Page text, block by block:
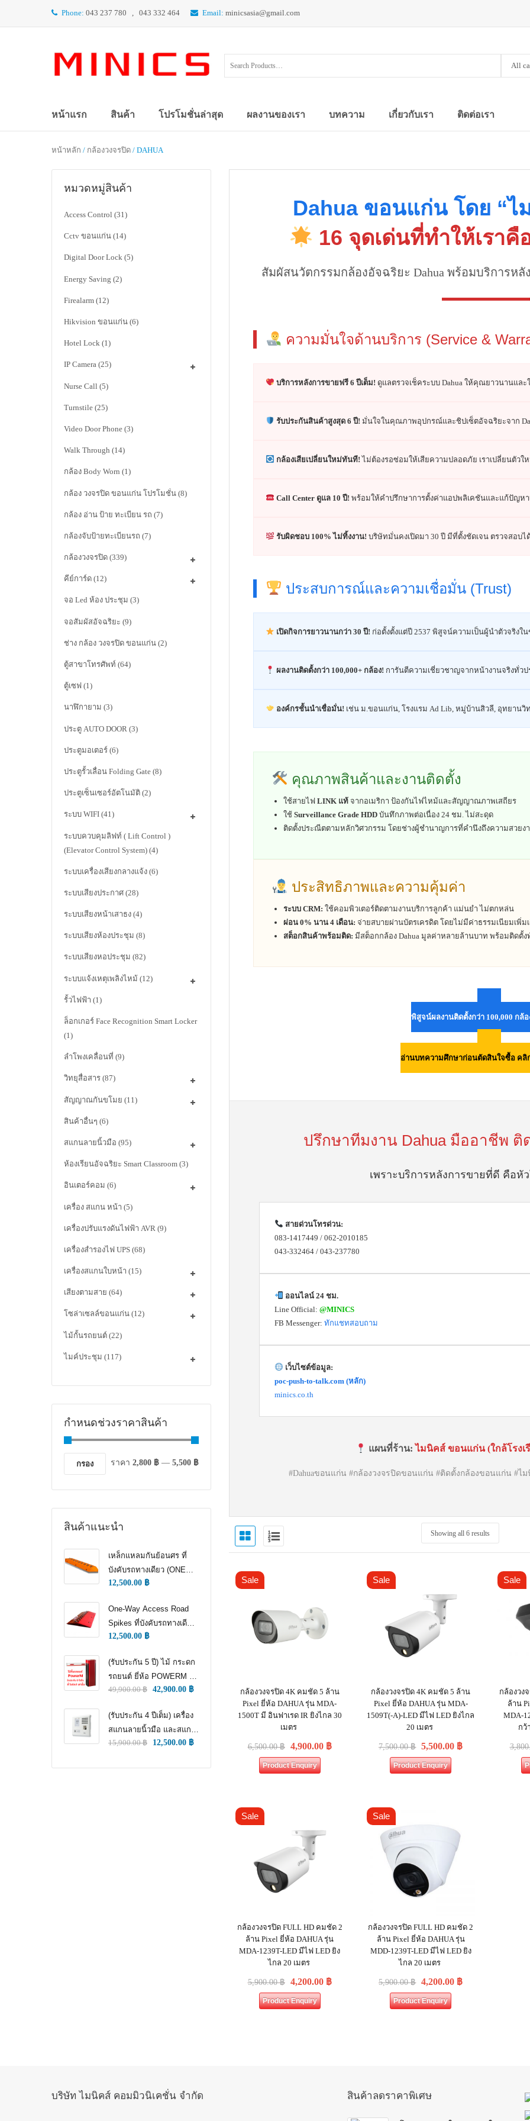
Phone: 043 237 780 , 043 332 464 Email: minicsasia@gmail.com
All
หน้าแรก สินค้า โปรโมชั่นล่าสุด ผลงานของเรา บทความ เกี่ยวกับเรา ติดต่อเรา
หน้าหลัก / กล้องวงจรปิด / DAHUA
หมวดหมู่สินค้า
Access Control (31)
Cctv ขอนแก่น (14)
Digital Door Lock (5)
Energy Saving (2)
Firealarm (12)
Hikvision ขอนแก่น (6)
Hotel Lock (1)
IP Camera (25)
Nurse Call (5)
Turnstile (25)
Video Door Phone (3)
Walk Through (14)
กล้อง Body Worn (1)
กล้อง วงจรปิด ขอนแก่น โปรโมชั่น (8)
กล้อง อ่าน ป้าย ทะเบียน รถ (7)
กล้องจับป้ายทะเบียนรถ (7)
กล้องวงจรปิด (339)
คีย์การ์ด (12)
จอ Led ห้อง ประชุม (3)
จอสัมผัสอัจฉริยะ (9)
ช่าง กล้อง วงจรปิด ขอนแก่น (2)
ตู้สาขาโทรศัพท์ (64)
ตู้เซฟ (1)
นาฬิกายาม (3)
ประตู AUTO DOOR (3)
ประตูมอเตอร์ (6)
ประตูรั้วเลื่อน Folding Gate (8)
ประตูเซ็นเซอร์อัตโนมัติ (2)
ระบบ WIFI (41)
ระบบควบคุมลิฟท์ ( Lift Control )
(Elevator Control System) (4)
ระบบเครื่องเสียงกลางแจ้ง (6)
ระบบเสียงประกาศ (28)
ระบบเสียงหน้าเสาธง (4)
ระบบเสียงห้องประชุม (8)
ระบบเสียงหอประชุม (82)
ระบบแจ้งเหตุเพลิงไหม้ (12)
รั้วไฟฟ้า (1)
ล็อกเกอร์ Face Recognition Smart Locker
(1)
ลำโพงเคลื่อนที่ (9)
วิทยุสื่อสาร (87)
สัญญาณกันขโมย (11)
สินค้าอื่นๆ (6)
สแกนลายนิ้วมือ (95)
ห้องเรียนอัจฉริยะ Smart Classroom (3)
อินเตอร์คอม (6)
เครื่อง สแกน หน้า (5)
เครื่องปรับแรงดันไฟฟ้า AVR (9)
เครื่องสำรองไฟ UPS (68)
เครื่องสแกนใบหน้า (15)
เสียงตามสาย (64)
โซล่าเซลล์ขอนแก่น (12)
ไม้กั้นรถยนต์ (22)
ไมค์ประชุม (117)
กำหนดช่วงราคาสินค้า
กรอง ราคา 2,800 ฿ — 5,500 ฿
สินค้าแนะนำ
เหล็กแหลมกันย้อนศร ที่
บังคับรถทางเดียว (ONE
WAY TRAFFIC
12,500.00 ฿
One-Way Access Road
Spikes ที่บังคับรถทางเดียว
(ONE WAY TRAFFIC
ล้อ)
12,500.00 ฿
(รับประกัน 5 ปี) ไม้ กระดก
รถยนต์ ยี่ห้อ POWERM รุ่น
9000 ทนทานสูงที่สุด อึด
49,900.00฿ 42,900.00 ฿
(รับประกัน 4 ปีเต็ม) เครื่อง
สแกนลายนิ้วมือ และสแกน
ใบหน้า สำหรับลงเวลา
15,900.00฿ 12,500.00 ฿
Dahua ขอนแก่น โดย “ไ
16 จุดเด่นที่ทำให้เรา
สัมผัสนวัตกรรมกล้องอัจฉริยะ Dahua พร้อมบริการห
ความมั่นใจด้านบริการ (Service &
บริการหลังการขายฟรี 6 ปีเต็ม! ดูแลตรวจเช็คระบบ Dahua ให้คุณยาวนานและ
รับประกันสินค้าสูงสุด 6 ปี! มั่นใจในคุณภาพอุปกรณ์และชิปเซ็ตอัจฉริยะจาก
กล้องเสียเปลี่ยนใหม่ทันที! ไม่ต้องรอซ่อมให้เสียความปลอดภัย เราเปลี่ยนตัว
Call Center ดูแล 10 ปี! พร้อมให้คำปรึกษาการตั้งค่าแอปพลิเคชันและแก้ปัญห
รับผิดชอบ 100% ไม่ทิ้งงาน! บริษัทมั่นคงเปิดมา 30 ปี มีที่ตั้งชัดเจน ตรวจสอบ
ประสบการณ์และความเชื่อมั่น (Trust)
เปิดกิจการยาวนานกว่า 30 ปี! ก่อตั้งตั้งแต่ปี 2537 พิสูจน์ความเป็นผู้นำตัวจริงใ
ผลงานติดตั้งกว่า 100,000+ กล้อง! การันตีความเชี่ยวชาญจากหน้างานจริงทั่วป
องค์กรชั้นนำเชื่อมั่น! เช่น ม.ขอนแก่น, โรงแรม Ad Lib, หมู่บ้านสิวลี, อุทยานวิ
คุณภาพสินค้าและงานติดตั้ง
ใช้สายไฟ LINK แท้ จากอเมริกา ป้องกันไฟไหม้และสัญญาณภาพเสถียร
ใช้ Surveillance Grade HDD บันทึกภาพต่อเนื่อง 24 ชม. ไม่สะดุด
ติดตั้งประณีตตามหลักวิศวกรรม โดยช่างผู้ชำนาญการที่คำนึงถึงความสวยง
ประสิทธิภาพและความคุ้มค่า
ระบบ CRM: ใช้คอมพิวเตอร์ติดตามงานบริการลูกค้า แม่นยำ ไม่ตกหล่น
ผ่อน 0% นาน 4 เดือน: จ่ายสบายผ่านบัตรเครดิต โดยไม่มีค่าธรรมเนียมเพิ่ม
สต็อกสินค้าพร้อมติด: มีสต็อกกล้อง Dahua มูลค่าหลายล้านบาท พร้อมติดตั้
พิสูจน์ผลงานติดตั้งกว่า 100,000 กล้อ
อ่านบทความศึกษาก่อนตัดสินใจซื้อ คลิ
ปรึกษาทีมงาน Dahua มืออาชีพ ติ
เพราะบริการหลังการขายที่ดี คือหัว
สายด่วนโทรด่วน:
083-1417449 / 062-2010185
043-332464 / 043-237780
ออนไลน์ 24 ชม.
Line Official: @MINICS
FB Messenger: ทักแชทสอบถาม
เว็บไซต์ข้อมูล:
poc-push-to-talk.com (หลัก)
minics.co.th
แผนที่ร้าน:ไมนิคส์ ขอนแก่น (ใกล้โรง
#Dahuaขอนแก่น #กล้องวงจรปิดขอนแก่น #ติดตั้งกล้องขอนแก่น #ไ
Showing all 6 results
Sale
กล้องวงจรปิด 4K คมชัด 5 ล้าน
Pixel ยี่ห้อ DAHUA รุ่น MDA-
1500T มี อินฟาเรด IR ยิงไกล 30
เมตร
6,500.00฿ 4,900.00 ฿
Product Enquiry
Sale
กล้องวงจรปิด 4K คมชัด 5 ล้าน
Pixel ยี่ห้อ DAHUA รุ่น MDA-
1509T(-A)-LED มีไฟ LED ยิงไกล
20 เมตร
7,500.00฿ 5,500.00 ฿
Product Enquiry
Sale
กล้องวง
ล้าน
MDA-
กว้
Sale
กล้องวงจรปิด FULL HD คมชัด 2
ล้าน Pixel ยี่ห้อ DAHUA รุ่น
MDA-1239T-LED มีไฟ LED ยิง
ไกล 20 เมตร
5,900.00฿ 4,200.00 ฿
Product Enquiry
Sale
กล้องวงจรปิด FULL HD คมชัด 2
ล้าน Pixel ยี่ห้อ DAHUA รุ่น
MDD-1239T-LED มีไฟ LED ยิง
ไกล 20 เมตร
5,900.00฿ 4,200.00 ฿
Product Enquiry
บริษัท ไมนิคส์ คอมมิวนิเคชั่น จำกัด สินค้าลดราคาพิเศษ